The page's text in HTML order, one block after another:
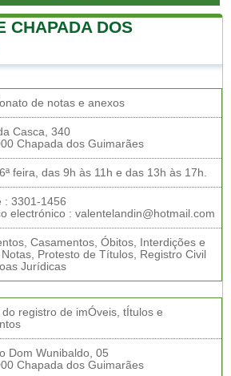
CHAPADA DOS
de notas e anexos
Casca, 340
Chapada dos Guimarães
feira, das 9h às 11h e das 13h às 17h.
: 3301-1456
electrónico : valentelandin@hotmail.com
Casamentos, Óbitos, Interdições e
Protesto de Títulos, Registro Civil
Jurídicas
do registro de imÓveis, tÍtulos e
Dom Wunibaldo, 05
Chapada dos Guimarães